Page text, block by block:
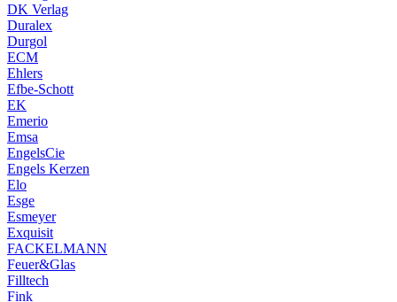
DK Verlag
Duralex
Durgol
ECM
Ehlers
Efbe-Schott
EK
Emerio
Emsa
EngelsCie
Engels Kerzen
Elo
Esge
Esmeyer
Exquisit
FACKELMANN
Feuer&Glas
Filltech
Fink